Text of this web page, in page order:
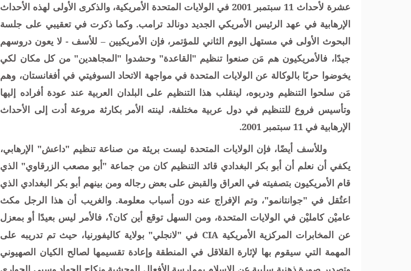
عشرة لأحداث 11 سبتمبر 2001 في الولايات المتحدة الأمريكية، والذكرى الأولى لهذه الأحداث
الإرهابية في عهد الرئيس الأمريكي الجديد دونالد ترامب. وكما ذكرت في تعقيبي على جلسة
البحوث الأولى في مستهل اليوم الثاني للمؤتمر، فإن الأمريكيين – للأسف - لا يعون دروسهم
جيدًا، فالأمريكيون هم مَن صنعوا تنظيم "القاعدة" وحشدوا "المجاهدين" من كل مكان لكي
يخوضوا حربًا بالوكالة عن الولايات المتحدة في مواجهة الاتحاد السوفيتي في أفغانستان، وهم
مَن سلحوا التنظيم ودربوه، لينقلب هذا التنظيم على البلدان العربية عند عودة أفراده إليها
وتأسيس فروع للتنظيم في دول عربية مختلفة، لينته الأمر بكارثة مروعة أدت إلى الأحداث
الإرهابية في 11 سبتمبر 2001.
وللأسف أيضًا، فإن الولايات المتحدة ليست بريئة من صناعة تنظيم "داعش" الإرهابي،
يكفي أن نعلم أن أبو بكر البغدادي قائد التنظيم كان من جماعة "أبو مصعب الزرقاوي" الذي
قام الأمريكيون بتصفيته في العراق والقبض على بعض رجاله ومن بينهم أبو بكر البغدادي الذي
اعتُقل في "جوانتانمو"، وتم الإفراج عنه دون أسباب معلومة. والغريب أن هذا الرجل مكث
عاميْن كامليْن في الولايات المتحدة، ومن السهل توقع أين كان؟، فالأمر ليس بعيدًا أو بمعزل
عن المخابرات المركزية الأمريكيةCIA في "لانجلي" بولاية كاليفورنيا، حيث تم تدريبه على
المهمة التي سيقوم بها لإثارة القلاقل في المنطقة وإعادة تقسيمها لصالح الكيان الصهيوني